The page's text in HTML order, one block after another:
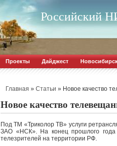
Российский
Проекты Дайджест
Главная » Статьи » Новое качество
Новое качество
Под ТМ «Триколор ТВ» услуги
ЗАО «НСК». На конец прошлого года
телезрителей на территории РФ.